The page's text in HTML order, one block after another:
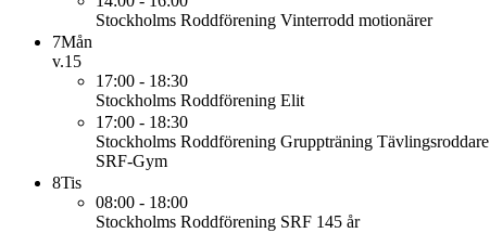
Stockholms Roddförening Vinterrodd motionärer
7Mån
v.15
17:00 - 18:30
Stockholms Roddförening Elit
17:00 - 18:30
Stockholms Roddförening Gruppträning Tävlingsroddare
SRF-Gym
8Tis
08:00 - 18:00
Stockholms Roddförening SRF 145 år